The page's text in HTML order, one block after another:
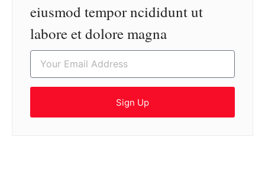
eiusmod tempor ncididunt ut
labore et dolore magna
Sign Up